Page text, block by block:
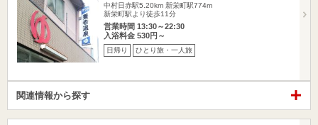
中村日赤駅5.20km 新栄町駅774m
新栄町駅より徒歩11分
営業時間 13:30～22:30
入浴料金 530円～
日帰り ひとり旅・一人旅
関連情報から探す